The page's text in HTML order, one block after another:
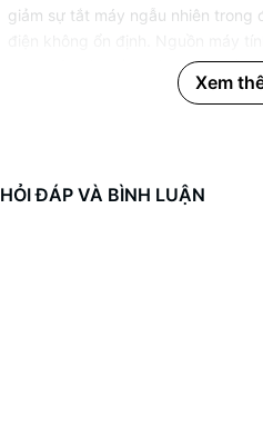
giảm sự tắt máy ngẫu nhiên trong
600W là một giải pháp hoàn
trong một gói nhỏ với một mức giá
Xem
HỎI ĐÁP VÀ BÌNH LUẬN